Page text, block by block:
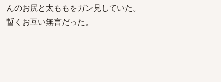
んのお尻と太ももをガン見していた。
暫くお互い無言だった。